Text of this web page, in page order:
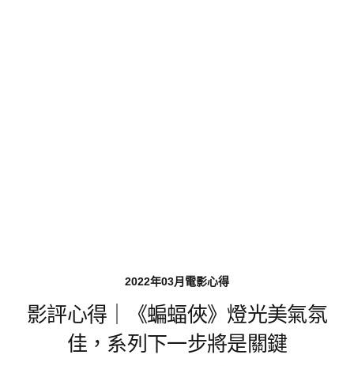
2022年03月電影心得
影評心得｜《蝙蝠俠》燈光美氣氛
佳，系列下一步將是關鍵